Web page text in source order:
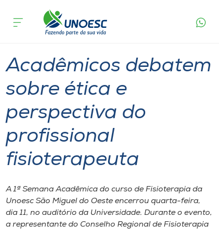
Cursos
Pesquisa
Atendimento ao Estudante
Portal de Ensino
Unoesc
Internacionalização
acontece
Acadêmicos debatem
sobre ética e
perspectiva do
profissional
fisioterapeuta
A 1ª Semana Acadêmica do curso de Fisioterapia da
Unoesc São Miguel do Oeste encerrou quarta-feira,
dia 11, no auditório da Universidade. Durante o evento,
a representante do Conselho Regional de Fisioterapia